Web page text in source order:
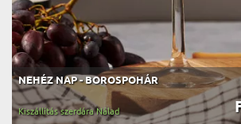
NEHÉZ NAP - BOROSPOHÁR
Kiszállítás szerdára Nálad